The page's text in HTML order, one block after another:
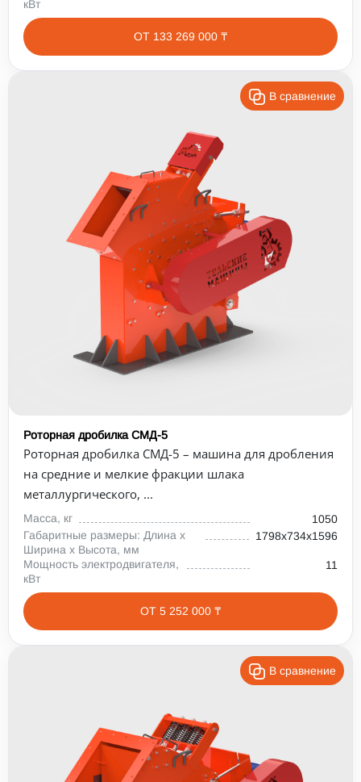
кВт
ОТ 133 269 000 ₸
В сравнение
Роторная дробилка СМД-5
Роторная дробилка СМД-5 – машина для дробления
на средние и мелкие фракции шлака
металлургического, ...
Масса, кг
1050
Габаритные размеры: Длина х
Ширина х Высота, мм
1798х734х1596
Мощность электродвигателя,
кВт
11
ОТ 5 252 000 ₸
В сравнение